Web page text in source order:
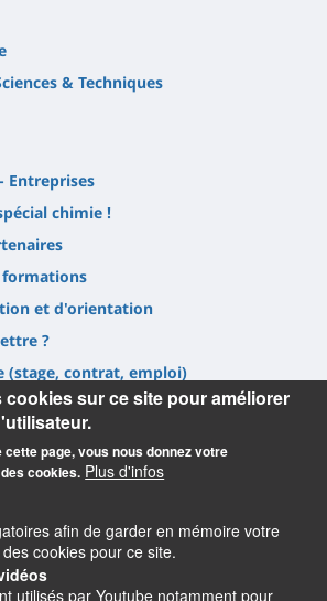
& Techniques
Entreprises
chimie !
formations
et d'orientation
?
(stage, contrat, emploi)
sur ce site pour améliorer
cette page, vous nous donnez votre
cookies. Plus d'infos
afin de garder en mémoire votre
cookies pour ce site.
utilisés par Youtube notamment pour